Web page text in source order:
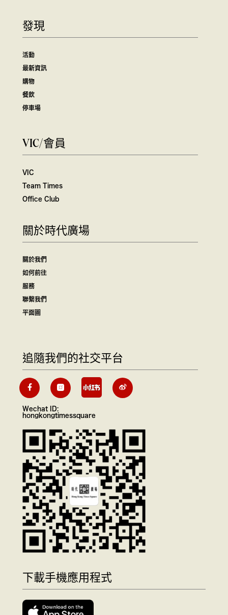
發現
活動
最新資訊
購物
餐飲
停車場
VIC/會員
VIC
Team Times
Office Club
關於時代廣場
關於我們
如何前往
服務
聯繫我們
平面圖
追隨我們的社交平台
Wechat ID:
hongkongtimessquare
下載手機應用程式